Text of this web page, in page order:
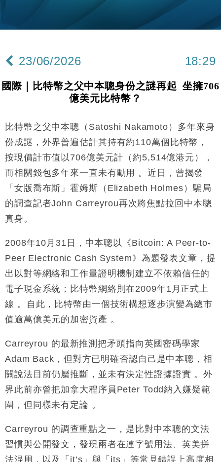
中國｜強颱風「白海豚」殘渦北上 上海取消逾900班
17:33
財經｜滙豐上調香港今年GDP預測至4.5% 看好貿易
16:47
本地｜假冒內地執法人員要求交「保證金」 43歲女子
損失近6900萬元
17:38 經濟｜大摩看淡內房今年表現 削新開工及銷售預測
定新機售價
15:38
本地｜香港迪拜下月10日合辦氣候金融會議
14:49
13:49
本地｜華嫂冰室太子店涉提供失實資料 遭禁申請輸入
勞工一年
中國｜強颱風「白海豚」殘渦北上 上海取消逾900班
機
18:31
財經｜華僑銀行上半年淨利創新高 中期息增15%至
47仙
17:33
財經｜滙豐上調香港今年GDP預測至4.5% 看好貿易
及消費表現
16:47
本地｜假冒內地執法人員要求交「保證金」 43歲女子
損失近6900萬元
16:05
財經｜日經失守6.5萬點後回穩 全周仍升近2%
23/06/2026 18:29
國際｜比特幣之父中本聰身份之謎再起 坐擁706
億美元比特幣？
比特幣之父中本聰（Satoshi Nakamoto）多年來身
份成謎，外界普遍估計其持有約110萬個比特幣，
按現價計市值以706億美元計（約5,514億港元），
而相關錢包多年來一直未有動用 。近日，曾揭發
「女版喬布斯」霍姆斯（Elizabeth Holmes）騙局
的調查記者John Carreyrou再次將焦點拉回中本聰
真身。
2008年10月31日，中本聰以《Bitcoin: A Peer-to-
Peer Electronic Cash System》為題發表文章，提
出以對等網絡和工作量證明機制建立不依賴信任的
電子現金系統；比特幣網絡則在2009年1月正式上
線 。自此，比特幣由一個技術構想逐步演變為總市
值逾萬億美元的加密資產 。
Carreyrou 的最新推測把矛頭指向英國密碼學家
Adam Back，但對方已明確否認自己是中本聰，相
關說法目前仍屬推斷，並未有決定性證據證實 。外
界此前亦曾把加拿大程序員Peter Todd納入嫌疑範
圍，但同樣未有定論 。
Carreyrou 的調查重點之一，是比對中本聰的文法
習慣與公開發文，發現兩者在連字號用法、英美拼
法混用，以及「it’s」與「its」等常見錯誤上高度相